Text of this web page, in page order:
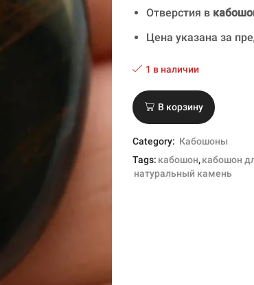
Отверстия в
Цена указана за
1 в наличии
В корзину
Category: Кабошоны
Tags: кабошон,кабошон
натуральный камень